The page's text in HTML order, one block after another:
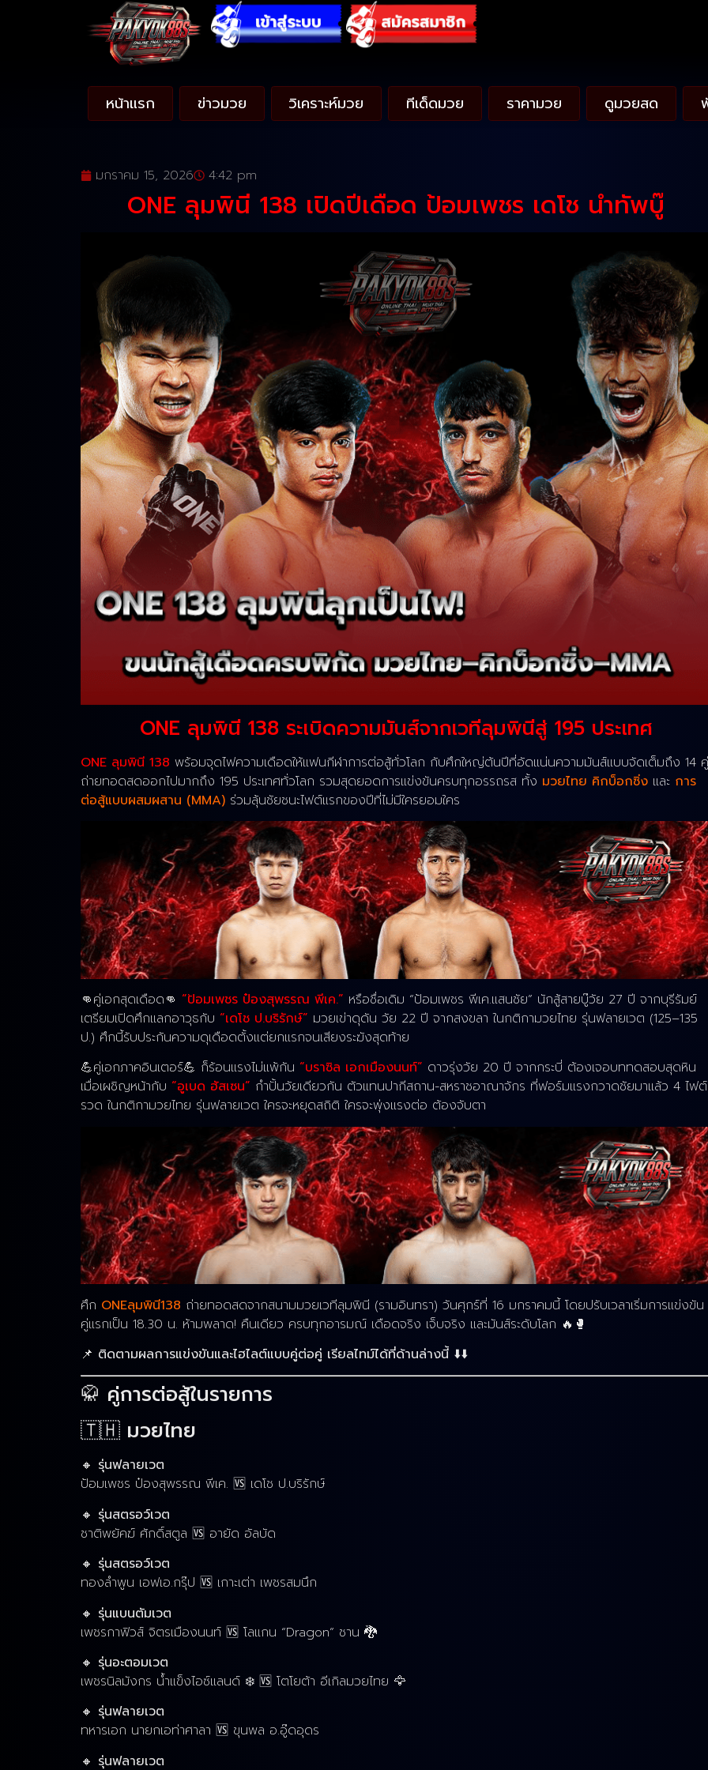
หน้าแรก ข่าวมวย วิเคราะห์มวย ทีเด็ดมวย ราคามวย ดูมวยสด
มกราคม 15, 2026 4:42 pm
ONE ลุมพินี 138 เปิดปีเดือด ป้อมเพชร เดโช นำทัพบู๊
ONE ลุมพินี 138 ระเบิดความมันส์จากเวทีลุมพินีสู่ 195 ประเทศ
ONE ลุมพินี 138 พร้อมจุดไฟความเดือดให้แฟนกีฬาการต่อสู้ทั่วโลก กับศึกใหญ่ต้นปีที่อัดแน่นความมันส์แบบจัดเต็มถึง 14 คู่
ถ่ายทอดสดออกไปมากถึง 195 ประเทศทั่วโลก รวมสุดยอดการแข่งขันครบทุกอรรถรส ทั้ง มวยไทย คิกบ็อกซิ่ง และ การ
ต่อสู้แบบผสมผสาน (MMA) ร่วมลุ้นชัยชนะไฟต์แรกของปีที่ไม่มีใครยอมใคร
👊คู่เอกสุดเดือด👊 “ป้อมเพชร ป๋องสุพรรณ พีเค.” หรือชื่อเดิม “ป้อมเพชร พีเค.แสนชัย” นักสู้สายบู๊วัย 27 ปี จากบุรีรัมย์
เตรียมเปิดศึกแลกอาวุธกับ “เดโช ป.บริรักษ์” มวยเข่าดุดัน วัย 22 ปี จากสงขลา ในกติกามวยไทย รุ่นฟลายเวต (125–135
ป.) ศึกนี้รับประกันความดุเดือดตั้งแต่ยกแรกจนเสียงระฆังสุดท้าย
💪คู่เอกภาคอินเตอร์💪 ก็ร้อนแรงไม่แพ้กัน “บราซิล เอกเมืองนนท์” ดาวรุ่งวัย 20 ปี จากกระบี่ ต้องเจอบททดสอบสุดหิน
เมื่อเผชิญหน้ากับ “อูเบด ฮัสเซน” กำปั้นวัยเดียวกัน ตัวแทนปากีสถาน-สหราชอาณาจักร ที่ฟอร์มแรงกวาดชัยมาแล้ว 4 ไฟต์
รวด ในกติกามวยไทย รุ่นฟลายเวต ใครจะหยุดสถิติ ใครจะพุ่งแรงต่อ ต้องจับตา
ศึก ONEลุมพินี138 ถ่ายทอดสดจากสนามมวยเวทีลุมพินี (รามอินทรา) วันศุกร์ที่ 16 มกราคมนี้ โดยปรับเวลาเริ่มการแข่งขัน
คู่แรกเป็น 18.30 น. ห้ามพลาด! คืนเดียว ครบทุกอารมณ์ เดือดจริง เจ็บจริง และมันส์ระดับโลก 🔥🥊
📌 ติดตามผลการแข่งขันและไฮไลต์แบบคู่ต่อคู่ เรียลไทม์ได้ที่ด้านล่างนี้ ⬇️⬇️
🥋 คู่การต่อสู้ในรายการ
🇹🇭 มวยไทย
🔸 รุ่นฟลายเวต
ป้อมเพชร ป๋องสุพรรณ พีเค. 🆚 เดโช ป.บริรักษ์
🔸 รุ่นสตรอว์เวต
ชาติพยัคฆ์ ศักดิ์สตูล 🆚 อายัด อัลบัด
🔸 รุ่นสตรอว์เวต
ทองลำพูน เอฟเอ.กรุ๊ป 🆚 เกาะเต่า เพชรสมนึก
🔸 รุ่นแบนตัมเวต
เพชรกาฟิวส์ จิตรเมืองนนท์ 🆚 โลแกน “Dragon” ชาน 🐉
🔸 รุ่นอะตอมเวต
เพชรนิลมังกร น้ำแข็งไอซ์แลนด์ ❄️ 🆚 โตโยต้า อีเกิลมวยไทย 🦅
🔸 รุ่นฟลายเวต
ทหารเอก นายกเอท่าศาลา 🆚 ขุนพล อ.อู๊ดอุดร
🔸 รุ่นฟลายเวต